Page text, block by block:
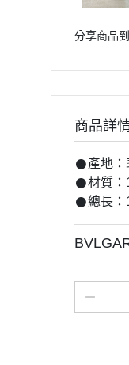
分享商品到
商品詳
𒊹︎產地：
𒊹︎材質：
𒊹︎總長：